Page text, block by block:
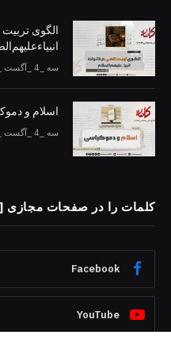
الگوی تربیت
سه _4 _آگست _2026AH 4-8-2026AD
اسلام و
سه _4 _آگست _2026AH 4-8-2026AD
کلمات را در صفحات مجازی
Facebook
YouTube